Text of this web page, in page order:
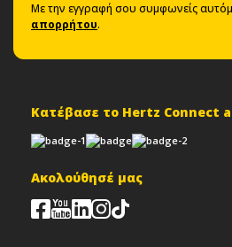
Με την εγγραφή σου συμφωνείς
απορρήτου.
Κατέβασε το Hertz Connect
Ακολούθησέ μας